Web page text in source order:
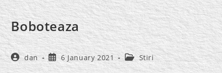
Boboteaza
Post
author:
dan
Post
published:
6 January 2021
Post
category:
Stiri